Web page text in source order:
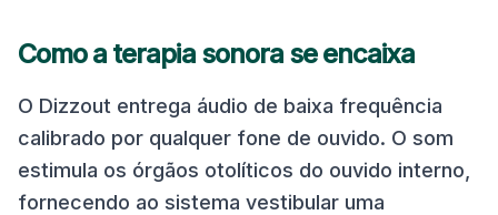
Como a terapia sonora se encaixa
O Dizzout entrega áudio de baixa frequência
calibrado por qualquer fone de ouvido. O som
estimula os órgãos otolíticos do ouvido interno,
fornecendo ao sistema vestibular uma